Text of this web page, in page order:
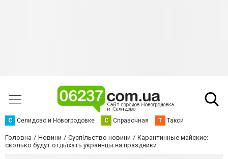
С Селидово и Новогродовке С Справочная Т Такси
Головна Новини Суспільство новини
Карантинные майские:
сколько будут отдыхать украинцы на праздники